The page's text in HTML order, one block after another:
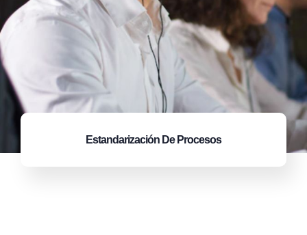
Estandarización De Procesos